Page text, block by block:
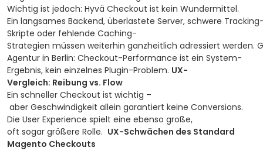
Wichtig ist jedoch: Hyvä Checkout ist kein Wundermittel.
Ein langsames Backend, überlastete Server, schwere
Skripte oder fehlende Caching-
Strategien müssen weiterhin ganzheitlich adressiert
Agentur in Berlin: Checkout-Performance ist ein System-
Ergebnis, kein einzelnes Plugin-Problem. UX-
Vergleich: Reibung vs. Flow
Ein schneller Checkout ist wichtig –
aber Geschwindigkeit allein garantiert keine Conversions.
Die User Experience spielt eine ebenso große,
oft sogar größere Rolle. UX-Schwächen des Standard
Magento Checkouts